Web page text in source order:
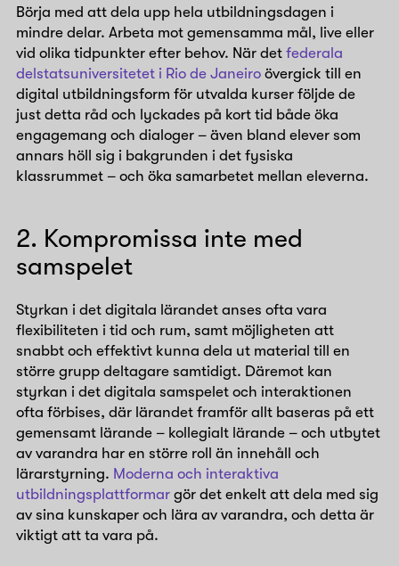
Börja med att dela upp hela utbildningsdagen i
mindre delar. Arbeta mot gemensamma mål, live eller
vid olika tidpunkter efter behov. När detfederala
delstatsuniversitetet i Rio de Janeiro övergick till en
digital utbildningsform för utvalda kurser följde de
just detta råd och lyckades på kort tid både öka
engagemang och dialoger – även bland elever som
annars höll sig i bakgrunden i det fysiska
klassrummet – och öka samarbetet mellan eleverna.
2. Kompromissa inte med
samspelet
Styrkan i det digitala lärandet anses ofta vara
flexibiliteten i tid och rum, samt möjligheten att
snabbt och effektivt kunna dela ut material till en
större grupp deltagare samtidigt. Däremot kan
styrkan i det digitala samspelet och interaktionen
ofta förbises, där lärandet framför allt baseras på ett
gemensamt lärande – kollegialt lärande – och utbytet
av varandra har en större roll än innehåll och
lärarstyrning. Moderna och interaktiva
utbildningsplattformar gör det enkelt att dela med sig
av sina kunskaper och lära av varandra, och detta är
viktigt att ta vara på.